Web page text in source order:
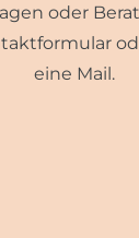
oder
eine Mail.